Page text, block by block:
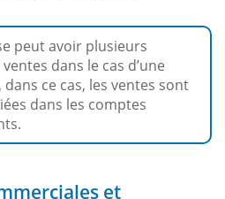
peut avoir plusieurs
dans le cas d’une
ce cas, les ventes sont
dans les comptes
et